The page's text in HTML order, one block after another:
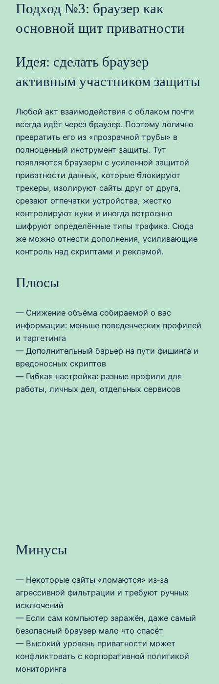
Подход №3: браузер как
основной щит приватности
Идея: сделать браузер
активным участником защиты
Любой акт взаимодействия с облаком почти
всегда идёт через браузер. Поэтому логично
превратить его из «прозрачной трубы» в
полноценный инструмент защиты. Тут
появляются браузеры с усиленной защитой
приватности данных, которые блокируют
трекеры, изолируют сайты друг от друга,
срезают отпечатки устройства, жестко
контролируют куки и иногда встроенно
шифруют определённые типы трафика. Сюда
же можно отнести дополнения, усиливающие
контроль над скриптами и рекламой.
Плюсы
— Снижение объёма собираемой о вас
информации: меньше поведенческих профилей
и таргетинга
— Дополнительный барьер на пути фишинга и
вредоносных скриптов
— Гибкая настройка: разные профили для
работы, личных дел, отдельных сервисов
Минусы
— Некоторые сайты «ломаются» из‑за
агрессивной фильтрации и требуют ручных
исключений
— Если сам компьютер заражён, даже самый
безопасный браузер мало что спасёт
— Высокий уровень приватности может
конфликтовать с корпоративной политикой
мониторинга